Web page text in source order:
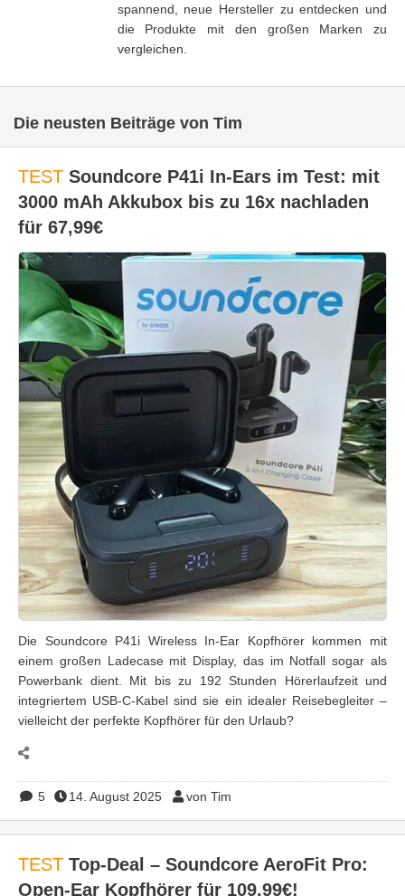
spannend, neue Hersteller zu entdecken und
die Produkte mit den großen Marken zu
vergleichen.
Die neusten Beiträge von Tim
TEST Soundcore P41i In-Ears im Test: mit
3000 mAh Akkubox bis zu 16x nachladen
für 67,99€
Die Soundcore P41i Wireless In-Ear Kopfhörer kommen mit
einem großen Ladecase mit Display, das im Notfall sogar als
Powerbank dient. Mit bis zu 192 Stunden Hörerlaufzeit und
integriertem USB-C-Kabel sind sie ein idealer Reisebegleiter –
vielleicht der perfekte Kopfhörer für den Urlaub?
5 14. August 2025 von Tim
TEST Top-Deal – Soundcore AeroFit Pro:
Open-Ear Kopfhörer für 109,99€!